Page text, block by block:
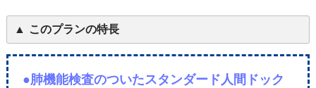
このプランの特長
●肺機能検査のついたスタンダード人間ドック